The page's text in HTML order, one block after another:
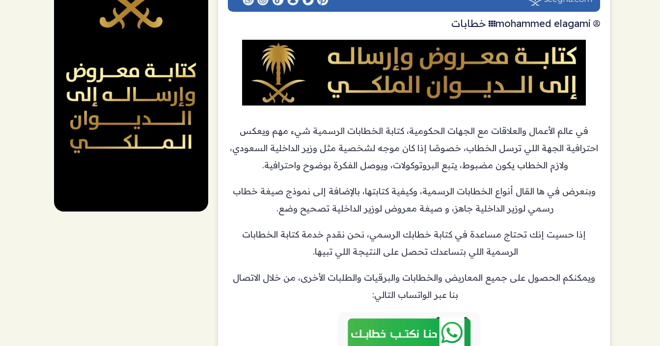
mohammed elagami خطابات
في عالم الأعمال والعلاقات مع الجهات الحكومية، كتابة الخطابات الرسمية شيء مهم ويعكس
احترافية الجهة اللي ترسل الخطاب، خصوصًا إذا كان موجه لشخصية مثل وزير الداخلية السعودي،
ولازم الخطاب يكون مضبوط، يتبع البروتوكولات، ويوصل الفكرة بوضوح واحترافية.
وبنعرض في ها القال أنواع الخطابات الرسمية، وكيفية كتابتها، بالإضافة إلى نموذج صيغة خطاب
رسمي لوزير الداخلية جاهز، و صيغة معروض لوزير الداخلية تصحيح وضع.
إذا حسيت إنك تحتاج مساعدة في كتابة خطابك الرسمي، نحن نقدم خدمة كتابة الخطابات
الرسمية اللي بتساعدك تحصل على النتيجة اللي تبيها.
ويمكنكم الحصول على جميع المعاريض والخطابات والبرقيات والطلبات الأخرى، من خلال الاتصال
بنا عبر الواتساب التالي: